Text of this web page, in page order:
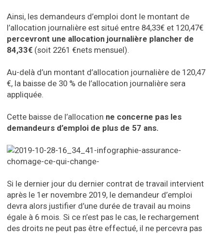
Ainsi, les demandeurs d’emploi dont le montant de
l’allocation journalière est situé entre 84,33€ et 120,47€
percevront une allocation journalière plancher de
84,33€ (soit 2261 €nets mensuel).
Au-delà d’un montant d’allocation journalière de 120,47
€, la baisse de 30 % de l’allocation journalière sera
appliquée.
Cette baisse de l’allocation ne concerne pas les
demandeurs d’emploi de plus de 57 ans.
Si le dernier jour du dernier contrat de travail intervient
après le 1er novembre 2019, le demandeur d’emploi
devra alors justifier d’une durée de travail au moins
égale à 6 mois. Si ce n’est pas le cas, le rechargement
des droits ne peut pas être effectué, il ne percevra pas